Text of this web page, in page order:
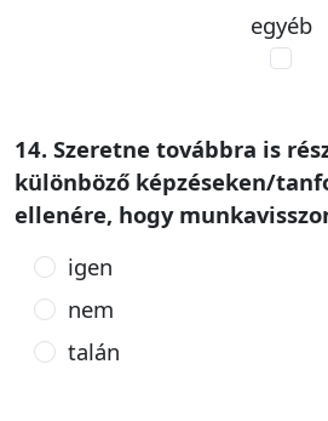
egyéb
14. Szeretne továbbra is
különböző képzéseken/
ellenére, hogy
igen
nem
talán